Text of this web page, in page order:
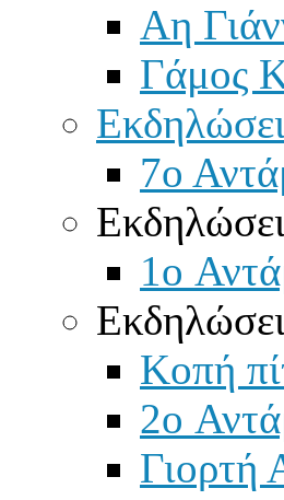
Αη
Γάμος
7ο
1o
Κοπή
2o
Γιορτή